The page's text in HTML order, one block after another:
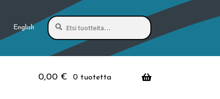
English
Etsi:
Haku
0,00 € 0 tuotetta